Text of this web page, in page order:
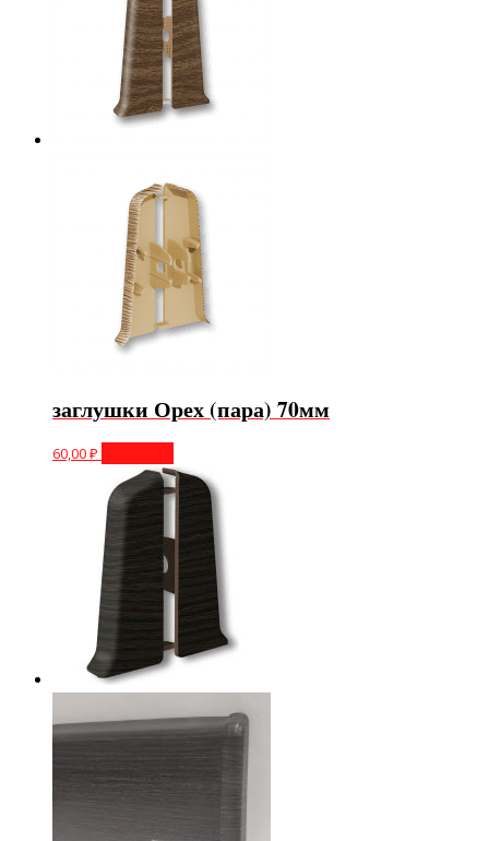
заглушки Орех (пара) 70мм
60,00₽